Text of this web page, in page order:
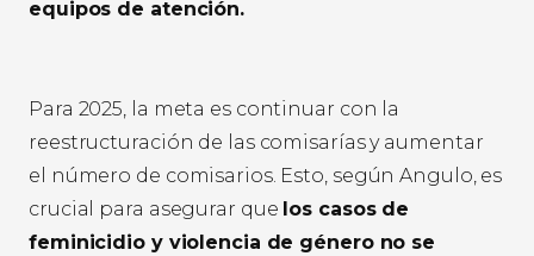
equipos de atención.
Para 2025, la meta es continuar con la
reestructuración de las comisarías y aumentar
el número de comisarios. Esto, según Angulo, es
crucial para asegurar que los casos de
feminicidio y violencia de género no se